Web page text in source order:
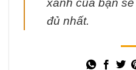
xanh của bạn
đủ nhất.